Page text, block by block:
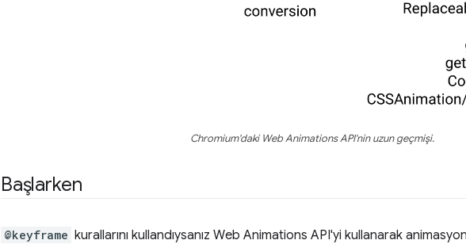
Chromium'daki Web Animations API'nin uzun geçmişi.
Başlarken
@keyframe kurallarını kullandıysanız Web Animations API'yi kullanarak